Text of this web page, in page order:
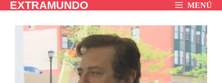
Saltar
contenido
EXTRAMUNDO MENÚ